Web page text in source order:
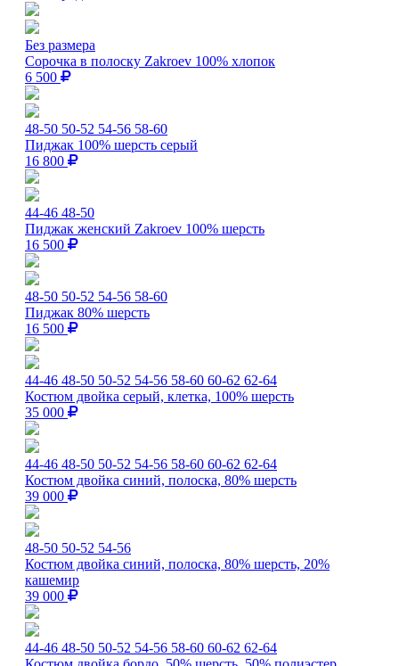
Без размера
Сорочка в полоску Zakroev 100% хлопок
6 500
48-50 50-52 54-56 58-60
Пиджак 100% шерсть серый
16 800
44-46 48-50
Пиджак женский Zakroev 100% шерсть
16 500
48-50 50-52 54-56 58-60
Пиджак 80% шерсть
16 500
44-46 48-50 50-52 54-56 58-60 60-62 62-64
Костюм двойка серый, клетка, 100% шерсть
35 000
44-46 48-50 50-52 54-56 58-60 60-62 62-64
Костюм двойка синий, полоска, 80% шерсть
39 000
48-50 50-52 54-56
Костюм двойка синий, полоска, 80% шерсть, 20%
кашемир
39 000
44-46 48-50 50-52 54-56 58-60 60-62 62-64